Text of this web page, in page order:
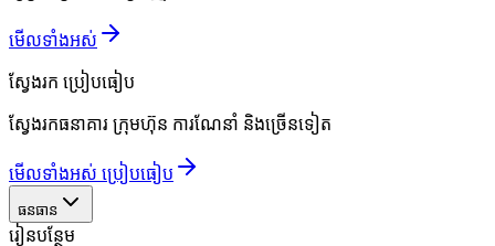
មើលទាំងអស់
ស្វែងរក ប្រៀបធៀប
ស្វែងរកធនាគារ ក្រុមហ៊ុន ការណែនាំ និងច្រើនទៀត
មើលទាំងអស់ ប្រៀបធៀប
ធនធាន
រៀនបន្ថែម